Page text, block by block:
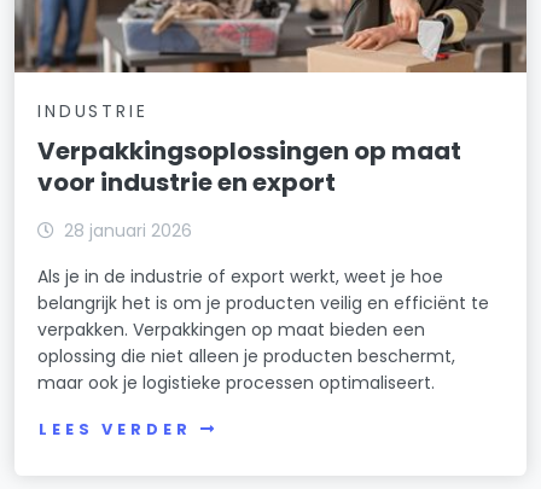
INDUSTRIE
Verpakkingsoplossingen op maat
voor industrie en export
28 januari 2026
Als je in de industrie of export werkt, weet je hoe
belangrijk het is om je producten veilig en efficiënt te
verpakken. Verpakkingen op maat bieden een
oplossing die niet alleen je producten beschermt,
maar ook je logistieke processen optimaliseert.
LEES VERDER